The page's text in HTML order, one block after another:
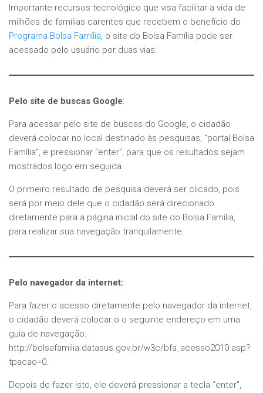
Importante recursos tecnológico que visa facilitar a vida de
milhões de famílias carentes que recebem o benefício do
Programa Bolsa Família, o site do Bolsa Família pode ser
acessado pelo usuário por duas vias:
Pelo site de buscas Google:
Para acessar pelo site de buscas do Google, o cidadão
deverá colocar no local destinado às pesquisas, “portal Bolsa
Família”, e pressionar “enter”, para que os resultados sejam
mostrados logo em seguida.
O primeiro resultado de pesquisa deverá ser clicado, pois
será por meio dele que o cidadão será direcionado
diretamente para a página inicial do site do Bolsa Família,
para realizar sua navegação tranquilamente.
Pelo navegador da internet:
Para fazer o acesso diretamente pelo navegador da internet,
o cidadão deverá colocar o o seguinte endereço em uma
guia de navegação:
http://bolsafamilia.datasus.gov.br/w3c/bfa_acesso2010.asp?
tpacao=0.
Depois de fazer isto, ele deverá pressionar a tecla “enter”,